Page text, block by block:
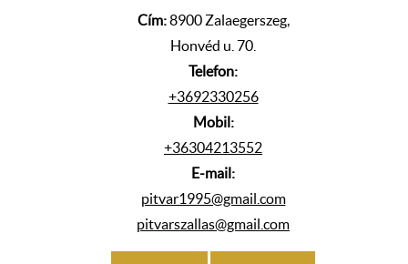
Cím:8900 Zalaegerszeg,
Honvéd u. 70.
Telefon:
+3692330256
Mobil:
+36304213552
E-mail:
pitvar1995@gmail.com
pitvarszallas@gmail.com